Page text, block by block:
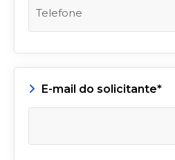
E-mail do solicitante*